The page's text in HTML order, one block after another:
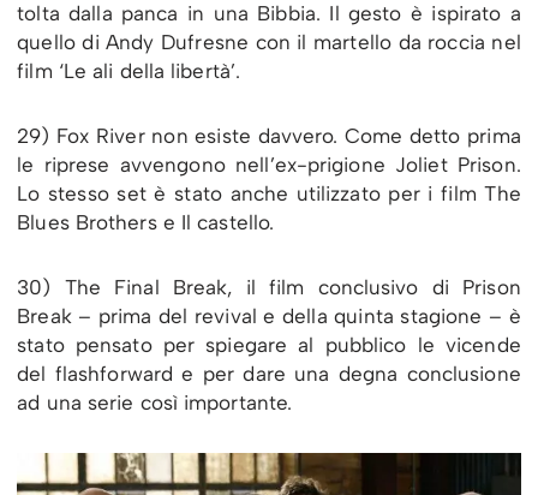
tolta dalla panca in una Bibbia. Il gesto è ispirato a
quello di Andy Dufresne con il martello da roccia nel
film ‘Le ali della libertà’.
29) Fox River non esiste davvero. Come detto prima
le riprese avvengono nell’ex-prigione Joliet Prison.
Lo stesso set è stato anche utilizzato per i film The
Blues Brothers e Il castello.
30) The Final Break, il film conclusivo di Prison
Break – prima del revival e della quinta stagione – è
stato pensato per spiegare al pubblico le vicende
del flashforward e per dare una degna conclusione
ad una serie così importante.